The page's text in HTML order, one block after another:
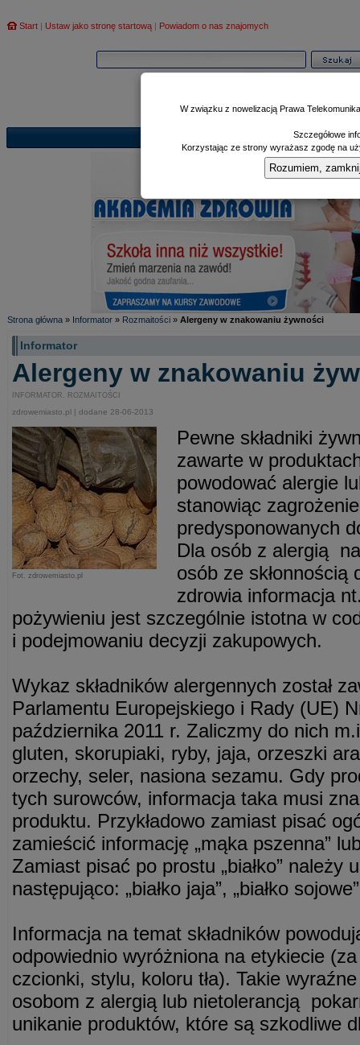
Start | Ustaw jako stronę startową | Powiadom o nas znajomych
Poczekalnia|
Strona główna » Informator » Rozmaitości » Alergeny w znakowaniu żywności
Informator
Alergeny w znakowaniu
INFORMATOR. ROZMAITOŚCI
zdrowemiasto.pl | dodane 28-06-2013
Fot. zdrowemiasto.pl
Pewne składniki
zawarte w
powodować alergie
stanowiąc
predysponowanych
Dla osób z alergią
osób ze skłonnością
zdrowia informacja
pożywieniu jest szczególnie istotna w
i podejmowaniu decyzji zakupowych.
Wykaz składników alergennych został
Parlamentu Europejskiego i Rady (UE)
października 2011 r. Zaliczmy do nich
gluten, skorupiaki, ryby, jaja, orzeszki
orzechy, seler, nasiona sezamu. Gdy
tych surowców, informacja taka musi
produktu. Przykładowo zamiast pisać
zamieścić informację „mąka pszenna”
Zamiast pisać po prostu „białko” należy
następująco: „białko jaja”, „białko
Informacja na temat składników
odpowiednio wyróżniona na etykiecie
czcionki, stylu, koloru tła). Takie
osobom z alergią lub nietolerancją
unikanie produktów, które są szkodliwe
W związku z nowelizacją Prawa
Szczegółowe
Korzystając ze strony wyrażasz zgodę na
Rozumiem,